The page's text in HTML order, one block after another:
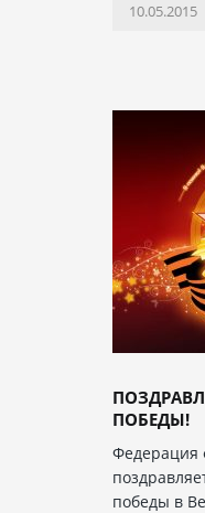
10.05.2015
ПОБЕДЫ!
Федерация
победы в